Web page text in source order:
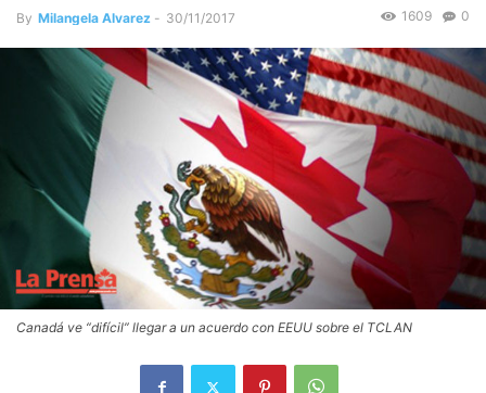
By Milangela Alvarez - 30/11/2017 0
1609
Canadá ve “difícil” llegar a un acuerdo con EEUU sobre el TCLAN